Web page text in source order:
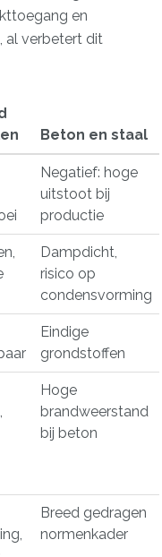
en
al verbetert dit
Beton en staal
Negatief: hoge
uitstoot bij
productie
Dampdicht,
risico op
condensvorming
Eindige
grondstoffen
Hoge
brandweerstand
bij beton
Breed gedragen
normenkader